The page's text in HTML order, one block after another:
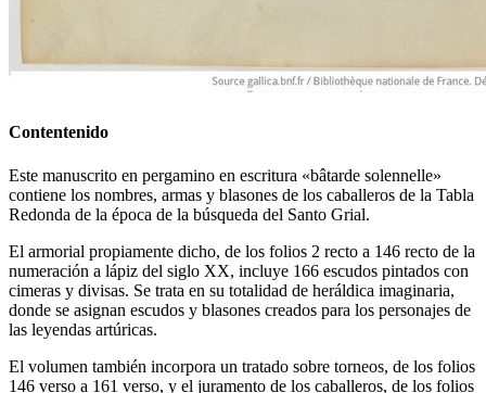
Contentenido
Este manuscrito en pergamino en escritura «bâtarde solennelle»
contiene los nombres, armas y blasones de los caballeros de la Tabla
Redonda de la época de la búsqueda del Santo Grial.
El armorial propiamente dicho, de los folios 2 recto a 146 recto de la
numeración a lápiz del siglo XX, incluye 166 escudos pintados con
cimeras y divisas. Se trata en su totalidad de heráldica imaginaria,
donde se asignan escudos y blasones creados para los personajes de
las leyendas artúricas.
El volumen también incorpora un tratado sobre torneos, de los folios
146 verso a 161 verso, y el juramento de los caballeros, de los folios